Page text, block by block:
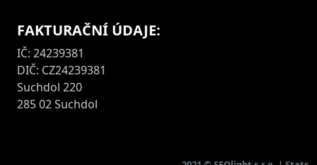
FAKTURAČNÍ ÚDAJE:
IČ: 24239381
DIČ: CZ24239381
Suchdol 220
285 02 Suchdol